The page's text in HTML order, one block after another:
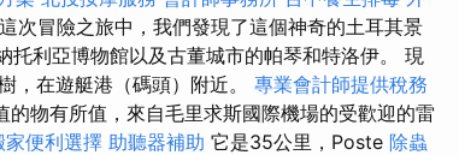
次冒險之旅中，我們發現了這個神奇的土耳其景
利亞博物館以及古董城市的帕琴和特洛伊。 現
，在遊艇港（碼頭）附近。 專業會計師提供稅務
的物有所值，來自毛里求斯國際機場的受歡迎的雷
家便利選擇 助聽器補助 它是35公里，Poste 除蟲